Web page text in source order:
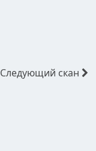
Следующий скан